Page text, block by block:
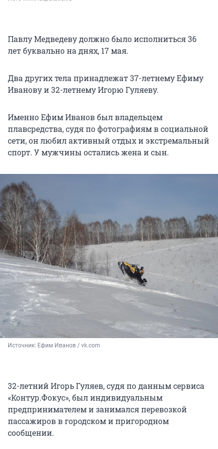
Павлу Медведеву должно было исполниться 36
лет буквально на днях, 17 мая.
Два других тела принадлежат 37-летнему Ефиму
Иванову и 32-летнему Игорю Гуляеву.
Именно Ефим Иванов был владельцем
плавсредства, судя по фотографиям в социальной
сети, он любил активный отдых и экстремальный
спорт. У мужчины остались жена и сын.
Источник: Ефим Иванов / vk.com
32-летний Игорь Гуляев, судя по данным сервиса
«Контур.Фокус», был индивидуальным
предпринимателем и занимался перевозкой
пассажиров в городском и пригородном
сообщении.